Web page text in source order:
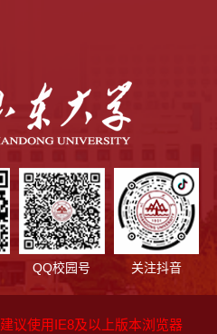
QQ校园号 关注抖音
建议使用IE8及以上版本浏览器